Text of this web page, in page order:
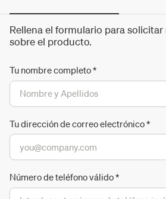
Rellena el formulario para
sobre el producto.
Tu nombre completo*
Tu dirección de correo electrónico*
Número de teléfono válido*